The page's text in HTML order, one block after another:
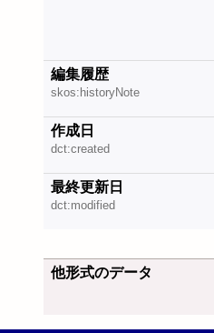
編集履歴
skos:historyNote
作成日
dct:created
最終更新日
dct:modified
他形式のデータ